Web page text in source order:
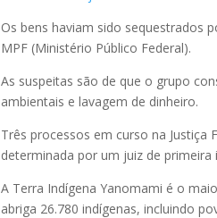
Os bens haviam sido sequestrados
MPF (Ministério Público Federal).
As suspeitas são de que o grupo
ambientais e lavagem de dinheiro.
Três processos em curso na Justiça
determinada por um juiz de primeira
A Terra Indígena Yanomami é o
abriga 26.780 indígenas, incluindo